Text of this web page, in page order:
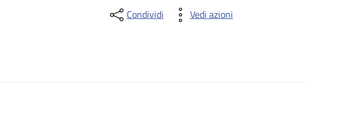
Condividi Vedi azioni